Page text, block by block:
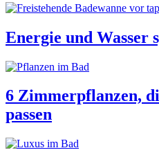
Energie und Wasser
6 Zimmerpflanzen,
passen